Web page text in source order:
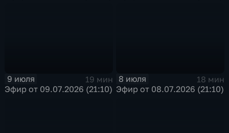
9 июля
19 мин
Эфир от 09.07.2026 (21:10)
8 июля
18 мин
Эфир от 08.07.2026 (21:10)